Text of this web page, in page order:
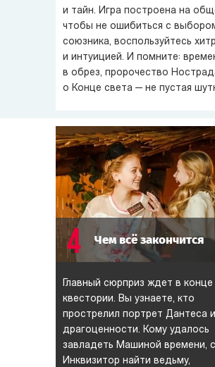
и тайн. Игра построена на
чтобы не ошибиться с
союзника, воспользуйтесь
и интуицией. И помните:
в обрез, пророчество
о Конце света — не пустая
4 Чем всё закончится
Главный сюрприз ждет в конце
квестории. Вы узнаете, кто
прострелил портрет Дантеса
драгоценности. Кому удалось
завладеть Машиной времени,
Инквизитор найти ведьму,